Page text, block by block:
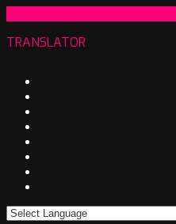
19
TRANSLATOR